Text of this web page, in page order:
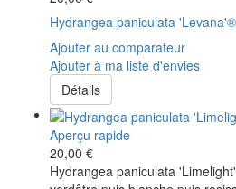
Hydrangea paniculata 'Levana'®
Ajouter au comparateur
Ajouter à ma liste d'envies
Détails
Aperçu rapide
20,00 €
Hydrangea paniculata